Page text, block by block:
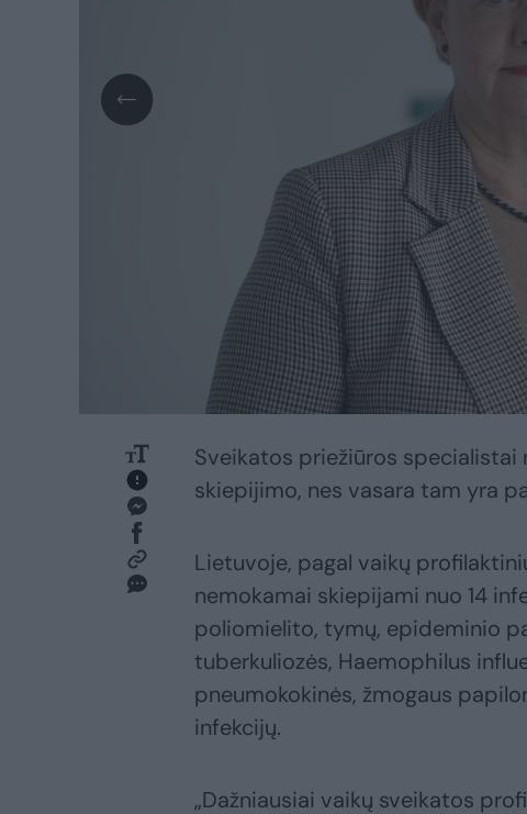
Sveikatos priežiūros
skiepijimo, nes vasara tam yra
Lietuvoje, pagal vaikų
nemokamai skiepijami nuo 14
poliomielito, tymų, epideminio
tuberkuliozės, Haemophilus
pneumokokinės, žmogaus
infekcijų.
„Dažniausiai vaikų sveikatos